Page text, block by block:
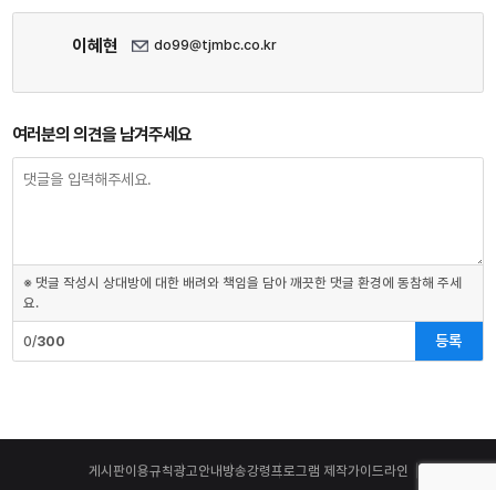
이혜현 do99@tjmbc.co.kr
여러분의 의견을 남겨주세요
※ 댓글 작성시 상대방에 대한 배려와 책임을 담아 깨끗한 댓글 환경에 동참해 주세
요.
0/300 등록
게시판이용규칙광고안내방송강령 프로그램 제작가이드라인